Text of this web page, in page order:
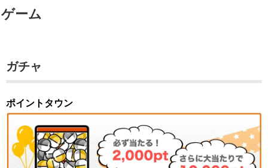
ゲーム
ガチャ
ポイントタウン